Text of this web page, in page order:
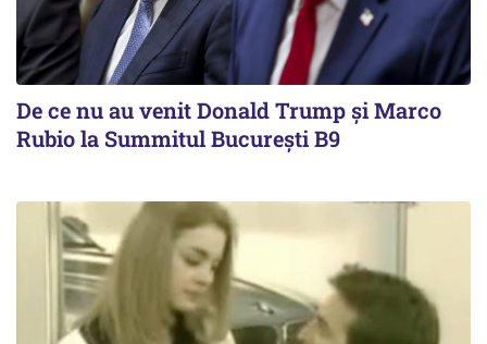
De ce nu au venit Donald Trump şi Marco
Rubio la Summitul Bucureşti B9